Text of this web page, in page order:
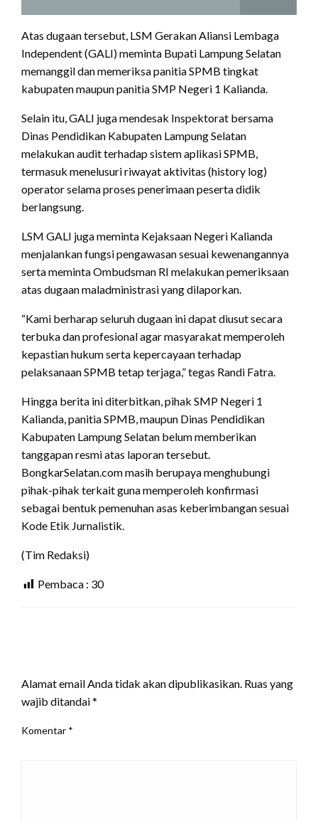
Atas dugaan tersebut, LSM Gerakan Aliansi Lembaga
Independent (GALI) meminta Bupati Lampung Selatan
memanggil dan memeriksa panitia SPMB tingkat
kabupaten maupun panitia SMP Negeri 1 Kalianda.
Selain itu, GALI juga mendesak Inspektorat bersama
Dinas Pendidikan Kabupaten Lampung Selatan
melakukan audit terhadap sistem aplikasi SPMB,
termasuk menelusuri riwayat aktivitas (history log)
operator selama proses penerimaan peserta didik
berlangsung.
LSM GALI juga meminta Kejaksaan Negeri Kalianda
menjalankan fungsi pengawasan sesuai kewenangannya
serta meminta Ombudsman RI melakukan pemeriksaan
atas dugaan maladministrasi yang dilaporkan.
“Kami berharap seluruh dugaan ini dapat diusut secara
terbuka dan profesional agar masyarakat memperoleh
kepastian hukum serta kepercayaan terhadap
pelaksanaan SPMB tetap terjaga,” tegas Randi Fatra.
Hingga berita ini diterbitkan, pihak SMP Negeri 1
Kalianda, panitia SPMB, maupun Dinas Pendidikan
Kabupaten Lampung Selatan belum memberikan
tanggapan resmi atas laporan tersebut.
BongkarSelatan.com masih berupaya menghubungi
pihak-pihak terkait guna memperoleh konfirmasi
sebagai bentuk pemenuhan asas keberimbangan sesuai
Kode Etik Jurnalistik.
(Tim Redaksi)
Pembaca : 30
Alamat email Anda tidak akan dipublikasikan. Ruas yang
wajib ditandai*
Komentar *